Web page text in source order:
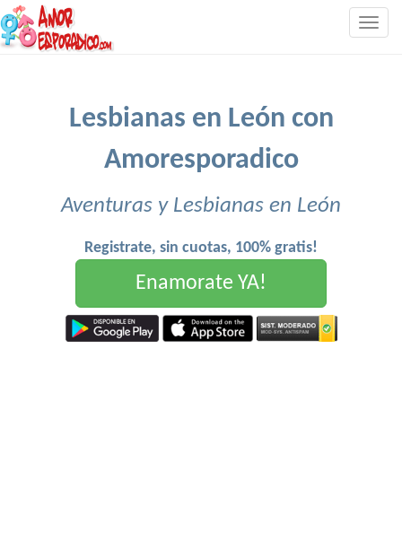
Lesbianas en León con
Amoresporadico
Aventuras y Lesbianas en León
Registrate, sin cuotas, 100% gratis!
Enamorate YA!